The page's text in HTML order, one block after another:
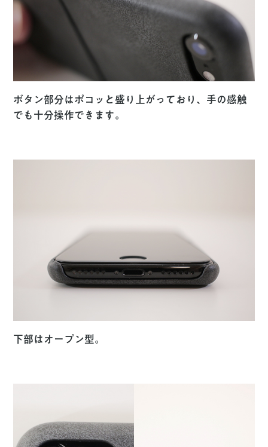
ボタン部分はポコッと盛り上がっており、手の感触
でも十分操作できます。
下部はオープン型。